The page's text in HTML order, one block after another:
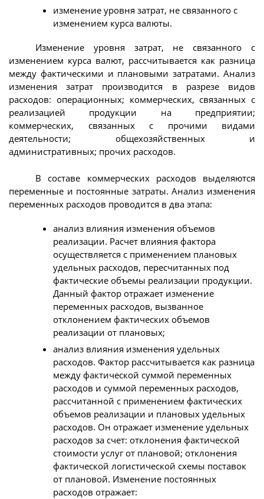
изменение уровня затрат, не связанного с
изменением курса валюты.
Изменение уровня затрат, не связанного с
изменением курса валют, рассчитывается как разница
между фактическими и плановыми затратами. Анализ
изменения затрат производится в разрезе видов
расходов: операционных; коммерческих, связанных с
реализацией продукции на предприятии;
коммерческих, связанных с прочими видами
деятельности; общехозяйственных и
административных; прочих расходов.
В составе коммерческих расходов выделяются
переменные и постоянные затраты. Анализ изменения
переменных расходов проводится в два этапа:
анализ влияния изменения объемов
реализации. Расчет влияния фактора
осуществляется с применением плановых
удельных расходов, пересчитанных под
фактические объемы реализации продукции.
Данный фактор отражает изменение
переменных расходов, вызванное
отклонением фактических объемов
реализации от плановых;
анализ влияния изменения удельных
расходов. Фактор рассчитывается как разница
между фактической суммой переменных
расходов и суммой переменных расходов,
рассчитанной с применением фактических
объемов реализации и плановых удельных
расходов. Он отражает изменение удельных
расходов за счет: отклонения фактической
стоимости услуг от плановой; отклонения
фактической логистической схемы поставок
от плановой. Изменение постоянных
расходов отражает: